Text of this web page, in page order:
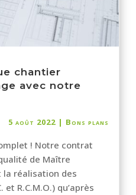
chantier
avec notre
5 août 2022| Bons plans
! Notre contrat
de Maître
la réalisation des
R.C.M.O.) qu’après